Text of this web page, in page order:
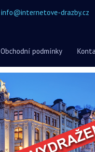
info@internetove-drazby.cz
Obchodní podmínky